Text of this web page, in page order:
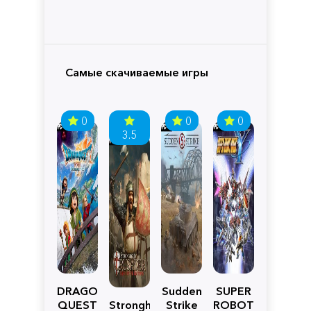
Самые скачиваемые игры
0
DRAGON
QUEST
3.5
Stronghold
0
Sudden
Strike
0
SUPER
ROBOT